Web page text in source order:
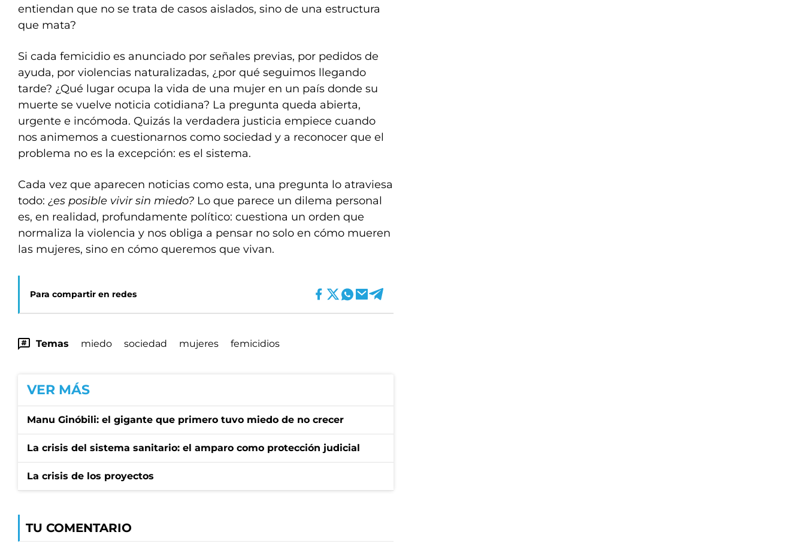
entiendan que no se trata de casos aislados, sino de una estructura
que mata?
Si cada femicidio es anunciado por señales previas, por pedidos de
ayuda, por violencias naturalizadas, ¿por qué seguimos llegando
tarde? ¿Qué lugar ocupa la vida de una mujer en un país donde su
muerte se vuelve noticia cotidiana? La pregunta queda abierta,
urgente e incómoda. Quizás la verdadera justicia empiece cuando
nos animemos a cuestionarnos como sociedad y a reconocer que el
problema no es la excepción: es el sistema.
Cada vez que aparecen noticias como esta, una pregunta lo atraviesa
todo: ¿es posible vivir sin miedo? Lo que parece un dilema personal
es, en realidad, profundamente político: cuestiona un orden que
normaliza la violencia y nos obliga a pensar no solo en cómo mueren
las mujeres, sino en cómo queremos que vivan.
Para compartir en redes
Temas miedo sociedad mujeres femicidios
VER MÁS
Manu Ginóbili: el gigante que primero tuvo miedo de no crecer
La crisis del sistema sanitario: el amparo como protección judicial
La crisis de los proyectos
TU COMENTARIO